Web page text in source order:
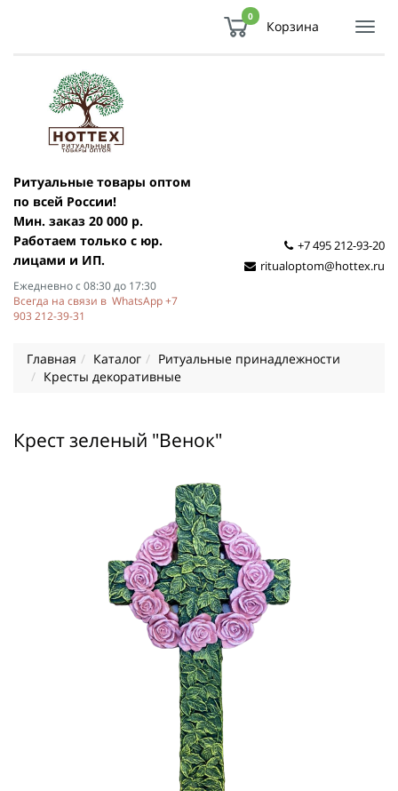
0
Корзина
Ритуальные товары оптом
по всей России!
Мин. заказ 20 000 р.
Работаем только с юр.
лицами и ИП.
Ежедневно с 08:30 до 17:30
Всегда на связи в WhatsApp +7
903 212-39-31
+7 495 212-93-20
ritualoptom@hottex.ru
Главная Каталог
Ритуальные принадлежности
Кресты декоративные
Крест зеленый "Венок"